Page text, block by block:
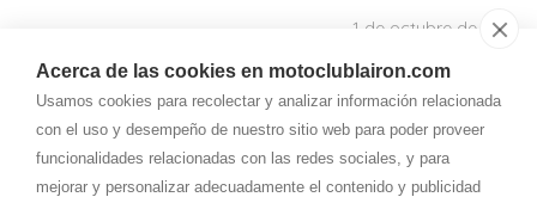
Acerca de las cookies en motoclublairon.com
Usamos cookies para recolectar y analizar información relacionada
con el uso y desempeño de nuestro sitio web para poder proveer
funcionalidades relacionadas con las redes sociales, y para
mejorar y personalizar adecuadamente el contenido y publicidad
1 de octubre de 2019
Contacto
Teléfono
637 540 020
630 881 625
Correo